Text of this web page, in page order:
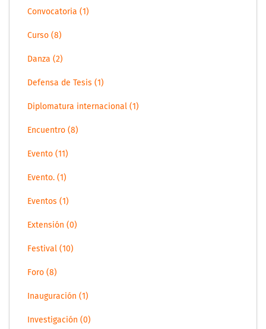
Convocatoria (1)
Curso (8)
Danza (2)
Defensa de Tesis (1)
Diplomatura internacional (1)
Encuentro (8)
Evento (11)
Evento. (1)
Eventos (1)
Extensión (0)
Festival (10)
Foro (8)
Inauguración (1)
Investigación (0)